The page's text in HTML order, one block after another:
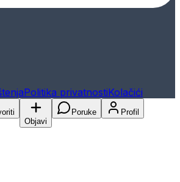
Politika privatnostiKolačići
Objavi
Poruke Profil